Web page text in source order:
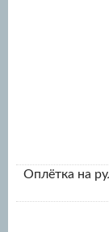
Оплётка на